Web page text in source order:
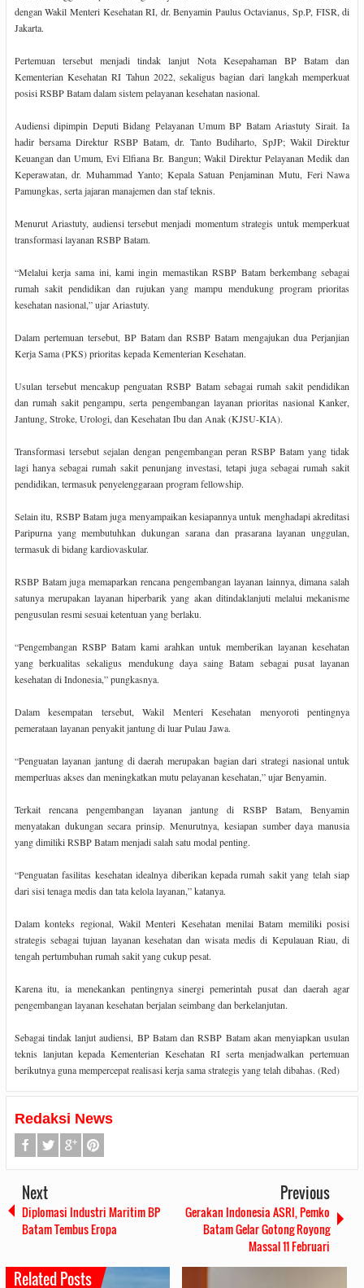
dengan Wakil Menteri Kesehatan RI, dr. Benyamin Paulus Octavianus, Sp.P, FISR, di
Jakarta.
Pertemuan tersebut menjadi tindak lanjut Nota Kesepahaman BP Batam dan
Kementerian Kesehatan RI Tahun 2022, sekaligus bagian dari langkah memperkuat
posisi RSBP Batam dalam sistem pelayanan kesehatan nasional.
Audiensi dipimpin Deputi Bidang Pelayanan Umum BP Batam Ariastuty Sirait. Ia
hadir bersama Direktur RSBP Batam, dr. Tanto Budiharto, SpJP; Wakil Direktur
Keuangan dan Umum, Evi Elfiana Br. Bangun; Wakil Direktur Pelayanan Medik dan
Keperawatan, dr. Muhammad Yanto; Kepala Satuan Penjaminan Mutu, Feri Nawa
Pamungkas, serta jajaran manajemen dan staf teknis.
Menurut Ariastuty, audiensi tersebut menjadi momentum strategis untuk memperkuat
transformasi layanan RSBP Batam.
“Melalui kerja sama ini, kami ingin memastikan RSBP Batam berkembang sebagai
rumah sakit pendidikan dan rujukan yang mampu mendukung program prioritas
kesehatan nasional,” ujar Ariastuty.
Dalam pertemuan tersebut, BP Batam dan RSBP Batam mengajukan dua Perjanjian
Kerja Sama (PKS) prioritas kepada Kementerian Kesehatan.
Usulan tersebut mencakup penguatan RSBP Batam sebagai rumah sakit pendidikan
dan rumah sakit pengampu, serta pengembangan layanan prioritas nasional Kanker,
Jantung, Stroke, Urologi, dan Kesehatan Ibu dan Anak (KJSU-KIA).
Transformasi tersebut sejalan dengan pengembangan peran RSBP Batam yang tidak
lagi hanya sebagai rumah sakit penunjang investasi, tetapi juga sebagai rumah sakit
pendidikan, termasuk penyelenggaraan program fellowship.
Selain itu, RSBP Batam juga menyampaikan kesiapannya untuk menghadapi akreditasi
Paripurna yang membutuhkan dukungan sarana dan prasarana layanan unggulan,
termasuk di bidang kardiovaskular.
RSBP Batam juga memaparkan rencana pengembangan layanan lainnya, dimana salah
satunya merupakan layanan hiperbarik yang akan ditindaklanjuti melalui mekanisme
pengusulan resmi sesuai ketentuan yang berlaku.
“Pengembangan RSBP Batam kami arahkan untuk memberikan layanan kesehatan
yang berkualitas sekaligus mendukung daya saing Batam sebagai pusat layanan
kesehatan di Indonesia,” pungkasnya.
Dalam kesempatan tersebut, Wakil Menteri Kesehatan menyoroti pentingnya
pemerataan layanan penyakit jantung di luar Pulau Jawa.
“Penguatan layanan jantung di daerah merupakan bagian dari strategi nasional untuk
memperluas akses dan meningkatkan mutu pelayanan kesehatan,” ujar Benyamin.
Terkait rencana pengembangan layanan jantung di RSBP Batam, Benyamin
menyatakan dukungan secara prinsip. Menurutnya, kesiapan sumber daya manusia
yang dimiliki RSBP Batam menjadi salah satu modal penting.
“Penguatan fasilitas kesehatan idealnya diberikan kepada rumah sakit yang telah siap
dari sisi tenaga medis dan tata kelola layanan,” katanya.
Dalam konteks regional, Wakil Menteri Kesehatan menilai Batam memiliki posisi
strategis sebagai tujuan layanan kesehatan dan wisata medis di Kepulauan Riau, di
tengah pertumbuhan rumah sakit yang cukup pesat.
Karena itu, ia menekankan pentingnya sinergi pemerintah pusat dan daerah agar
pengembangan layanan kesehatan berjalan seimbang dan berkelanjutan.
Sebagai tindak lanjut audiensi, BP Batam dan RSBP Batam akan menyiapkan usulan
teknis lanjutan kepada Kementerian Kesehatan RI serta menjadwalkan pertemuan
berikutnya guna mempercepat realisasi kerja sama strategis yang telah dibahas. (Red)
Redaksi News
Next
Diplomasi Industri Maritim BP
Batam Tembus Eropa
Previous
Gerakan Indonesia ASRI, Pemko
Batam Gelar Gotong Royong
Massal 11 Februari
Related Posts